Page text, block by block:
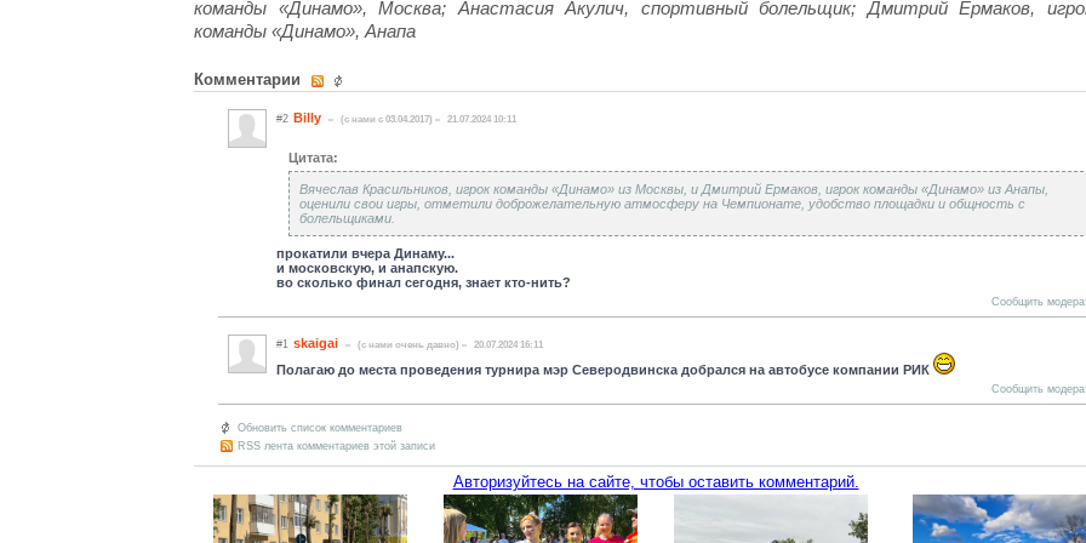
команды «Динамо», Москва; Анастасия Акулич, спортивный болельщик; Дмитрий Ермаков,
команды «Динамо», Анапа
Комментарии
#2 Billy (c нами с 03.04.2017) 21.07.2024 10:11
Цитата:
Вячеслав Красильников, игрок команды «Динамо» из Москвы, и Дмитрий Ермаков, игрок команды «Динамо» из Анапы,
оценили свои игры, отметили доброжелательную атмосферу на Чемпионате, удобство площадки и общность с
болельщиками.
прокатили вчера Динаму...
и московскую, и анапскую.
во сколько финал сегодня, знает кто-нить?
Сообщить
#1 skaigai (c нами очень давно) 20.07.2024 16:11
Полагаю до места проведения турнира мэр Северодвинска добрался на автобусе компании РИК
Сообщить
Обновить список комментариев
RSS лента комментариев этой записи
Авторизуйтесь на сайте, чтобы оставить комментарий.